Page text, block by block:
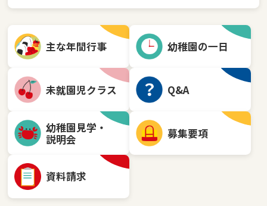
主な年間行事 幼稚園の一日
未就園児クラス Q&A
幼稚園見学・
説明会
募集要項
資料請求